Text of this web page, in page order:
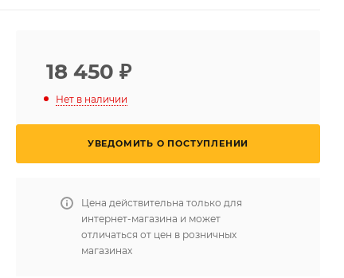
18 450 ₽
Нет в наличии
УВЕДОМИТЬ О ПОСТУПЛЕНИИ
Цена действительна только для
интернет-магазина и может
отличаться от цен в розничных
магазинах